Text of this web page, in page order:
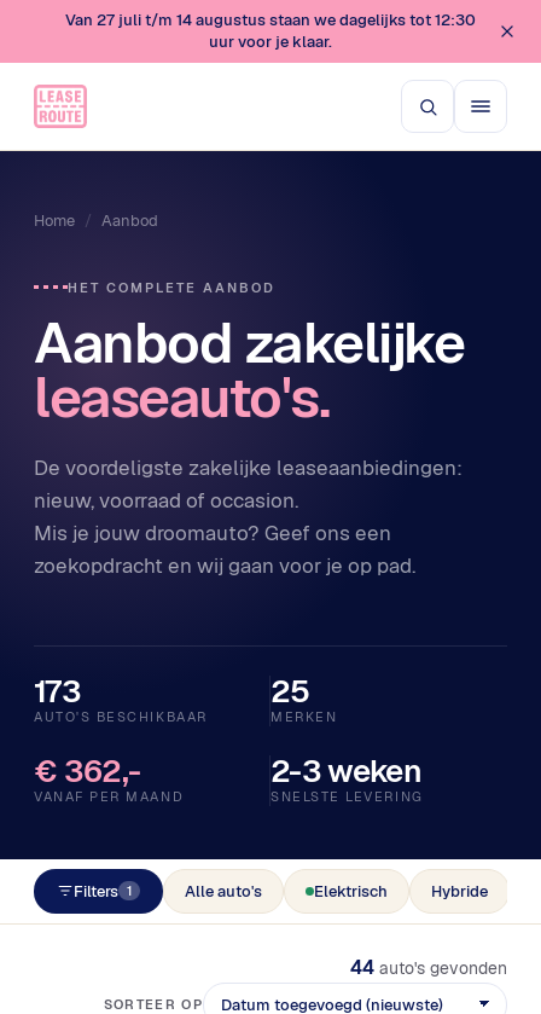
Van 27 juli t/m 14 augustus staan we dagelijks tot 12:30
uur voor je klaar.
Home / Aanbod
HET COMPLETE AANBOD
Aanbod zakelijke
leaseauto's.
De voordeligste zakelijke leaseaanbiedingen:
nieuw, voorraad of occasion.
Mis je jouw droomauto? Geef ons een
zoekopdracht en wij gaan voor je op pad.
173
AUTO'S BESCHIKBAAR
25
MERKEN
€ 362,-
VANAF PER MAAND
2-3 weken
SNELSTE LEVERING
Filters 1 Alle auto's Elektrisch Hybride
44 auto's gevonden
SORTEER OP